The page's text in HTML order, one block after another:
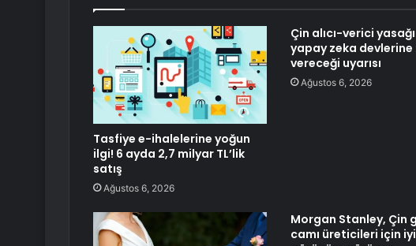
Tasfiye e-ihalelerine yoğun
ilgi! 6 ayda 2,7 milyar TL’lik
satış
Ağustos 6, 2026
Çin alıcı-verici
yapay zeka
vereceği uyarısı
Ağustos 6, 2026
Morgan Stanley, Çin
camı üreticileri için